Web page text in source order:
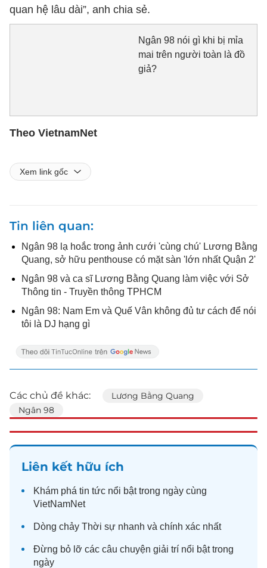
quan hệ lâu dài”, anh chia sẻ.
Ngân 98 nói gì khi bị mỉa
mai trên người toàn là đồ
giả?
Theo VietnamNet
Xem link gốc
Tin liên quan
Ngân 98 lạ hoắc trong ảnh cưới 'cùng chú' Lương Bằng
Quang, sở hữu penthouse có mặt sàn 'lớn nhất Quận 2'
Ngân 98 và ca sĩ Lương Bằng Quang làm việc với Sở
Thông tin - Truyền thông TPHCM
Ngân 98: Nam Em và Quế Vân không đủ tư cách để nói
tôi là DJ hạng gì
Các chủ đề khác:
Lương Bằng Quang
Ngân 98
Liên kết hữu ích
Khám phá tin tức nổi bật trong ngày cùng
VietNamNet
Dòng chảy Thời sự nhanh và chính xác nhất
Đừng bỏ lỡ các câu chuyện giải trí nổi bật trong
ngày